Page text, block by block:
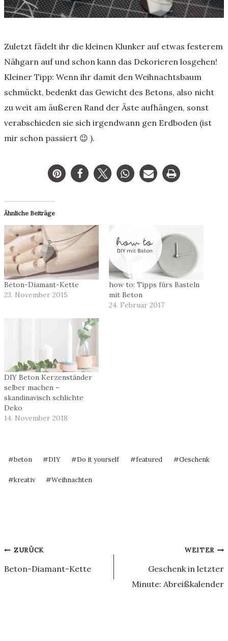
Zuletzt fädelt ihr die kleinen Klunker auf etwas festerem
Nähgarn auf und schon kann das Dekorieren losgehen!
Kleiner Tipp: Wenn ihr damit den Weihnachtsbaum
schmückt, bedenkt das Gewicht des Betons, also nicht
zu weit am äußeren Rand der Äste aufhängen, sonst
verabschieden sie sich irgendwann gen Erdboden (ist
mir schon passiert 😉 ).
Ähnliche Beiträge
Beton-Diamant-Kette
23. November 2015
how to: Tipps fürs Basteln
mit Beton
24. Februar 2017
DIY Beton Kerzenständer
selber machen –
skandinavisch schlichte
Deko
14. November 2018
Schlagworte:
#beton #DIY #Do it yourself #featured #Geschenk
#kreativ #Weihnachten
Beitragsnavigation
ZURÜCK
Beton-Diamant-Kette
WEITER
Geschenk in letzter
Minute: Abreißkalender